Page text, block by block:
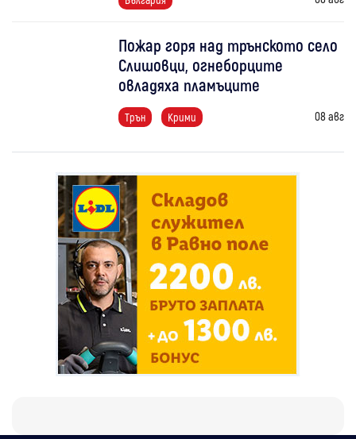
Пожар горя над трънското село
Слишовци, огнеборците
овладяха пламъците
Трън Крими 08 авг